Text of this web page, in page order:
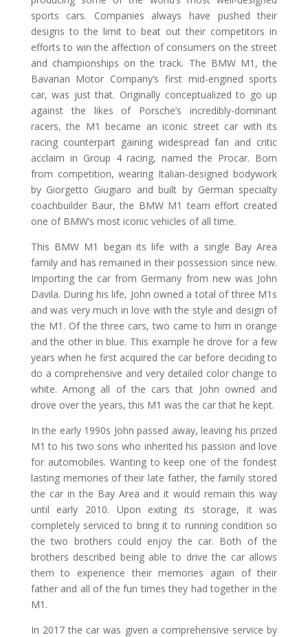
sports cars. Companies always have pushed their
designs to the limit to beat out their competitors in
efforts to win the affection of consumers on the street
and championships on the track. The BMW M1, the
Bavarian Motor Company’s first mid-engined sports
car, was just that. Originally conceptualized to go up
against the likes of Porsche’s incredibly-dominant
racers, the M1 became an iconic street car with its
racing counterpart gaining widespread fan and critic
acclaim in Group 4 racing, named the Procar. Born
from competition, wearing Italian-designed bodywork
by Giorgetto Giugiaro and built by German specialty
coachbuilder Baur, the BMW M1 team effort created
one of BMW’s most iconic vehicles of all time.
This BMW M1 began its life with a single Bay Area
family and has remained in their possession since new.
Importing the car from Germany from new was John
Davila. During his life, John owned a total of three M1s
and was very much in love with the style and design of
the M1. Of the three cars, two came to him in orange
and the other in blue. This example he drove for a few
years when he first acquired the car before deciding to
do a comprehensive and very detailed color change to
white. Among all of the cars that John owned and
drove over the years, this M1 was the car that he kept.
In the early 1990s John passed away, leaving his prized
M1 to his two sons who inherited his passion and love
for automobiles. Wanting to keep one of the fondest
lasting memories of their late father, the family stored
the car in the Bay Area and it would remain this way
until early 2010. Upon exiting its storage, it was
completely serviced to bring it to running condition so
the two brothers could enjoy the car. Both of the
brothers described being able to drive the car allows
them to experience their memories again of their
father and all of the fun times they had together in the
M1.
In 2017 the car was given a comprehensive service by